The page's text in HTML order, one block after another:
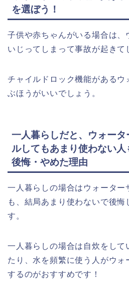
を選ぼう！
子供や赤ちゃんがいる場合は、
いじってしまって事故が起きて
チャイルドロック機能があるウ
ぶほうがいいでしょう。
一人暮らしだと、ウォー
ルしてもあまり使わない人
後悔・やめた理由
一人暮らしの場合はウォーター
も、結局あまり使わないで後悔
す。
一人暮らしの場合は自炊をして
たり、水を頻繁に使う人がウォ
するのがおすすめです！